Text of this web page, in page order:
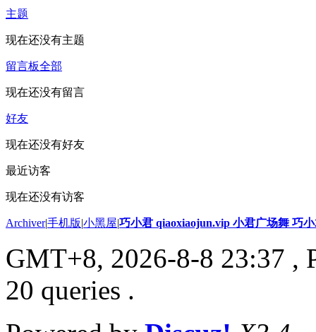
主题
现在还没有主题
留言板全部
现在还没有留言
好友
现在还没有好友
最近访客
现在还没有访客
Archiver|手机版|小黑屋|巧小君 qiaoxiaojun.vip 小君广场舞 巧
GMT+8, 2026-8-8 23:37 ,
20 queries .